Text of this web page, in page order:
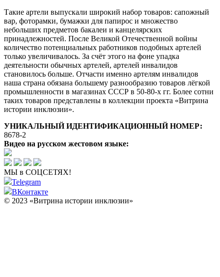
Такие артели выпускали широкий набор товаров: сапожный
вар, фоторамки, бумажки для папирос и множество
небольших предметов бакалеи и канцелярских
принадлежностей. После Великой Отечественной войны
количество потенциальных работников подобных артелей
только увеличивалось. За счёт этого на фоне упадка
деятельности обычных артелей, артелей инвалидов
становилось больше. Отчасти именно артелям инвалидов
наша страна обязана большему разнообразию товаров лёгкой
промышленности в магазинах СССР в 50-80-х гг. Более сотни
таких товаров представлены в коллекции проекта «Витрина
истории инклюзии».
УНИКАЛЬНЫЙ ИДЕНТИФИКАЦИОННЫЙ НОМЕР:
8678-2
Видео на русском жестовом языке:
МЫ в СОЦСЕТЯХ!
Telegram
ВКонтакте
© 2023 «Витрина истории инклюзии»